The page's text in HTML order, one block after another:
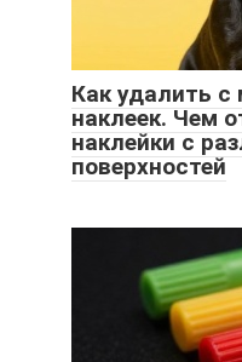
Как удалить
наклеек. Чем
наклейки с
поверхностей